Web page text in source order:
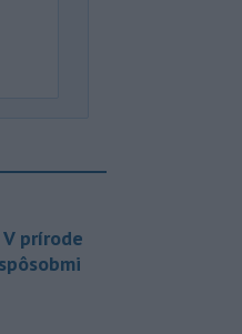
prírode